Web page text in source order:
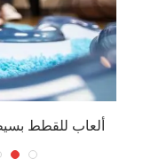
ألعاب للقطط